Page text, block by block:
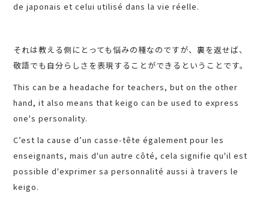
de japonais et celui utilisé dans la vie réelle.
それは教える側にとっても悩みの種なのですが、裏を返せば、
敬語でも自分らしさを表現することができるということです。
This can be a headache for teachers, but on the other
hand, it also means that keigo can be used to express
one's personality.
C’est la cause d’un casse-tête également pour les
enseignants, mais d'un autre côté, cela signifie qu'il est
possible d'exprimer sa personnalité aussi à travers le
keigo.